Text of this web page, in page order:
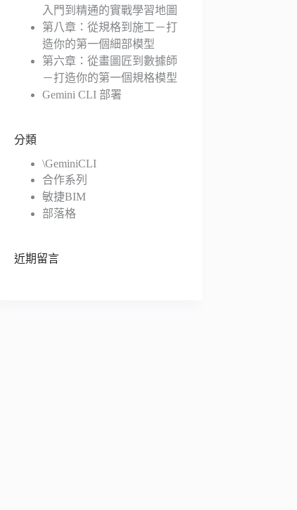
入門到精通的實戰學習地圖
第八章：從規格到施工－打
造你的第一個細部模型
第六章：從畫圖匠到數據師
－打造你的第一個規格模型
Gemini CLI 部署
分類
\GeminiCLI
合作系列
敏捷BIM
部落格
近期留言